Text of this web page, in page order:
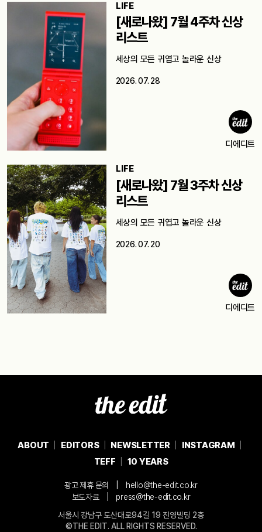
LIFE
[새로나왔] 7월 4주차 신상
리스트
세상의 모든 귀엽고 놀라운 신상
2026. 07. 28
디에디트
LIFE
[새로나왔] 7월 3주차 신상
리스트
세상의 모든 귀엽고 놀라운 신상
2026. 07. 20
디에디트
ABOUT EDITORS NEWSLETTER
INSTAGRAM
TEFF
10 YEARS
광고 제휴 문의
hello@the-edit.co.kr
보도자료
press@the-edit.co.kr
서울시 강남구 도산대로94길 19 진영빌딩 2층
©THE EDIT. ALL RIGHTS RESERVED.